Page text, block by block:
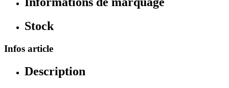
Stock
Infos article
Description